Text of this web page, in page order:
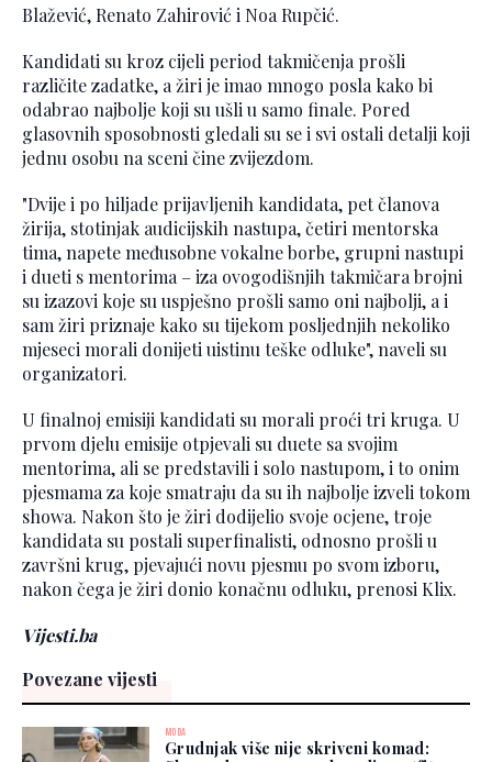
Blažević, Renato Zahirović i Noa Rupčić.
Kandidati su kroz cijeli period takmičenja prošli
različite zadatke, a žiri je imao mnogo posla kako bi
odabrao najbolje koji su ušli u samo finale. Pored
glasovnih sposobnosti gledali su se i svi ostali detalji koji
jednu osobu na sceni čine zvijezdom.
"Dvije i po hiljade prijavljenih kandidata, pet članova
žirija, stotinjak audicijskih nastupa, četiri mentorska
tima, napete međusobne vokalne borbe, grupni nastupi
i dueti s mentorima – iza ovogodišnjih takmičara brojni
su izazovi koje su uspješno prošli samo oni najbolji, a i
sam žiri priznaje kako su tijekom posljednjih nekoliko
mjeseci morali donijeti uistinu teške odluke", naveli su
organizatori.
U finalnoj emisiji kandidati su morali proći tri kruga. U
prvom djelu emisije otpjevali su duete sa svojim
mentorima, ali se predstavili i solo nastupom, i to onim
pjesmama za koje smatraju da su ih najbolje izveli tokom
showa. Nakon što je žiri dodijelio svoje ocjene, troje
kandidata su postali superfinalisti, odnosno prošli u
završni krug, pjevajući novu pjesmu po svom izboru,
nakon čega je žiri donio konačnu odluku, prenosi Klix.
Vijesti.ba
Povezane vijesti
MODA
Grudnjak više nije skriveni komad: